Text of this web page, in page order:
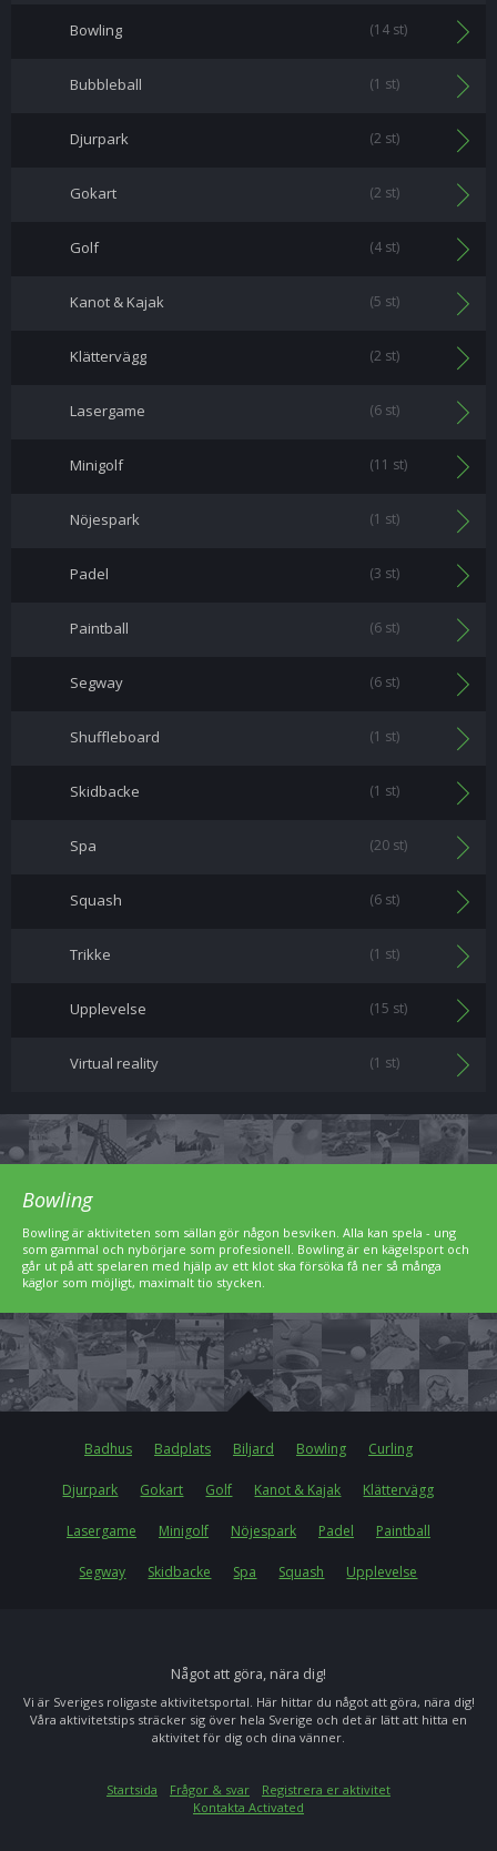
Bowling (14 st)
Bubbleball (1 st)
Djurpark (2 st)
Gokart (2 st)
Golf (4 st)
Kanot & Kajak (5 st)
Klättervägg (2 st)
Lasergame (6 st)
Minigolf (11 st)
Nöjespark (1 st)
Padel (3 st)
Paintball (6 st)
Segway (6 st)
Shuffleboard (1 st)
Skidbacke (1 st)
Spa (20 st)
Squash (6 st)
Trikke (1 st)
Upplevelse (15 st)
Virtual reality (1 st)
Bowling
Bowling är aktiviteten som sällan gör någon besviken. Alla kan spela - ung
som gammal och nybörjare som profesionell. Bowling är en kägelsport och
går ut på att spelaren med hjälp av ett klot ska försöka få ner så många
käglor som möjligt, maximalt tio stycken.
Badhus Badplats Biljard Bowling Curling
Djurpark Gokart Golf Kanot & Kajak Klättervägg
Lasergame Minigolf Nöjespark Padel Paintball
Segway Skidbacke Spa Squash Upplevelse
Något att göra, nära dig!
Vi är Sveriges roligaste aktivitetsportal. Här hittar du något att göra, nära dig!
Våra aktivitetstips sträcker sig över hela Sverige och det är lätt att hitta en
aktivitet för dig och dina vänner.
Startsida Frågor & svar
Registrera er aktivitet
Kontakta Activated